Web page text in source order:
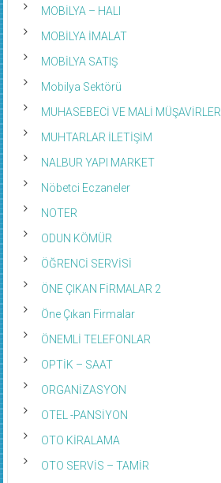
MOBİLYA – HALI
MOBİLYA İMALAT
MOBİLYA SATIŞ
Mobilya Sektörü
MUHASEBECİ VE MALİ MÜŞAVİRLER
MUHTARLAR İLETİŞİM
NALBUR YAPI MARKET
Nöbetci Eczaneler
NOTER
ODUN KÖMÜR
ÖĞRENCİ SERVİSİ
ÖNE ÇIKAN FİRMALAR 2
Öne Çıkan Firmalar
ÖNEMLİ TELEFONLAR
OPTİK – SAAT
ORGANİZASYON
OTEL -PANSİYON
OTO KİRALAMA
OTO SERVİS – TAMİR